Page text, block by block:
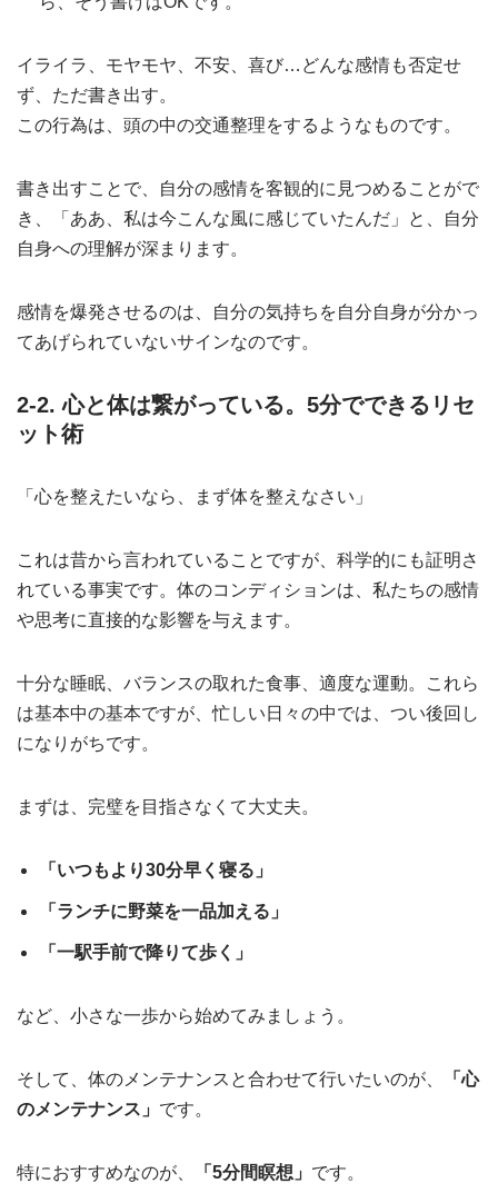
イライラ、モヤモヤ、不安、喜び…どんな感情も否定せ
ず、ただ書き出す。
この行為は、頭の中の交通整理をするようなものです。
書き出すことで、自分の感情を客観的に見つめることがで
き、「ああ、私は今こんな風に感じていたんだ」と、自分
自身への理解が深まります。
感情を爆発させるのは、自分の気持ちを自分自身が分かっ
てあげられていないサインなのです。
2-2. 心と体は繋がっている。5分でできるリセ
ット術
「心を整えたいなら、まず体を整えなさい」
これは昔から言われていることですが、科学的にも証明さ
れている事実です。体のコンディションは、私たちの感情
や思考に直接的な影響を与えます。
十分な睡眠、バランスの取れた食事、適度な運動。これら
は基本中の基本ですが、忙しい日々の中では、つい後回し
になりがちです。
まずは、完璧を目指さなくて大丈夫。
「いつもより30分早く寝る」
「ランチに野菜を一品加える」
「一駅手前で降りて歩く」
など、小さな一歩から始めてみましょう。
そして、体のメンテナンスと合わせて行いたいのが、
「心
のメンテナンス」 です。
特におすすめなのが、 「5分間瞑想」 です。